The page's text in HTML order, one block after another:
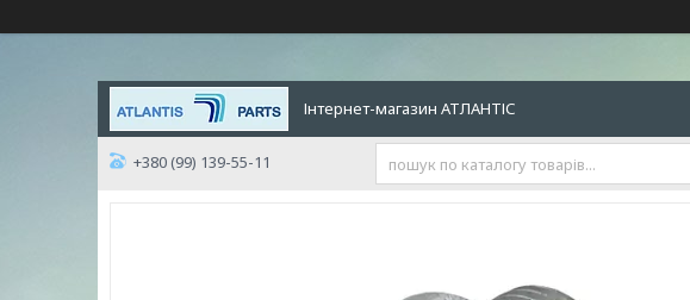
Інтернет-магазин АТЛАНТІС
+380 (99) 139-55-11